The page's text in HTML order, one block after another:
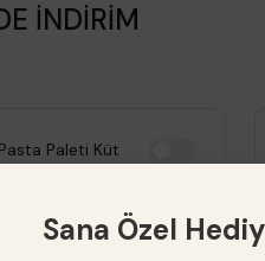
İNDİRİM
Pasta Paleti Küt
₺ 549.00
₺ 466.65
Sana Özel